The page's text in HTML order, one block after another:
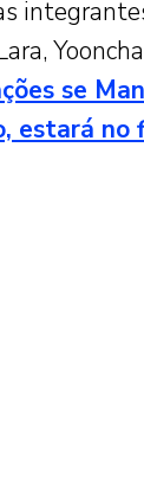
se
estará no